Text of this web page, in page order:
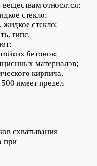
относятся:
стекло;
жидкое стекло;
гипс.
бетонов;
материалов;
кирпича.
имеет предел
схватывания
при